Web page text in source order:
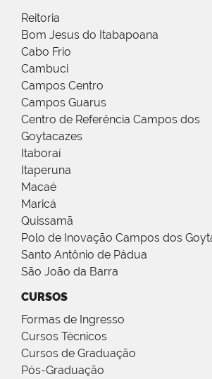
Reitoria
Bom Jesus do Itabapoana
Cabo Frio
Cambuci
Campos Centro
Campos Guarus
Centro de Referência Campos dos
Goytacazes
Itaboraí
Itaperuna
Macaé
Maricá
Quissamã
Polo de Inovação Campos dos
Santo Antônio de Pádua
São João da Barra
CURSOS
Formas de Ingresso
Cursos Técnicos
Cursos de Graduação
Pós-Graduação